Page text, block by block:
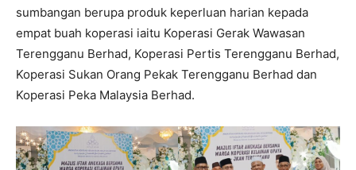
sumbangan berupa produk keperluan harian kepada
empat buah koperasi iaitu Koperasi Gerak Wawasan
Terengganu Berhad, Koperasi Pertis Terengganu Berhad,
Koperasi Sukan Orang Pekak Terengganu Berhad dan
Koperasi Peka Malaysia Berhad.